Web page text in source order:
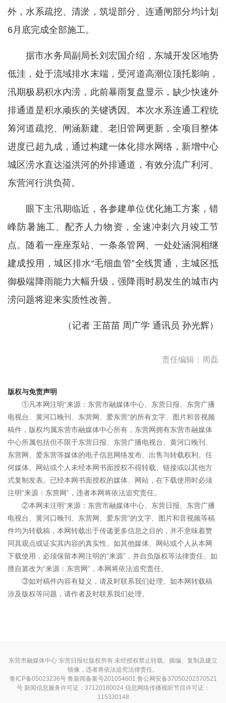
外，水系疏挖、清淤，筑堤部分、连通闸部分均计划
6月底完成全部施工。
据市水务局副局长刘宏国介绍，东城开发区地势
低洼，处于流域排水末端，受河道高潮位顶托影响，
汛期极易积水内涝，此前暴雨复盘显示，缺少快速外
排通道是积水顽疾的关键诱因。本次水系连通工程统
筹河道疏挖、闸涵新建、老旧管网更新，全项目整体
进度已超九成，通过构建一体化排水网络，新增中心
城区涝水直达溢洪河的外排通道，有效分流广利河、
东营河行洪负荷。
眼下主汛期临近，各参建单位优化施工方案，错
峰防暑施工、配齐人力物资，全速冲刺六月竣工节
点。随着一座座泵站、一条条管网、一处处涵洞相继
建成投用，城区排水“毛细血管”全线贯通，主城区抵
御极端降雨能力大幅升级，强降雨时易发生的城市内
涝问题将迎来实质性改善。
（记者 王苗苗 周广学 通讯员 孙光辉）
责任编辑：周磊
版权与免责声明
①凡本网注明“来源：东营市融媒体中心、东营日报、东营广播
电视台、黄河口晚刊、东营网、爱东营”的所有文字、图片和音视频
稿件，版权均属东营市融媒体中心所有，东营网拥有东营市融媒体
中心所属包括但不限于东营日报、东营广播电视台、黄河口晚刊、
东营网、爱东营等媒体的电子信息网络发布、出售与转载权利。任
何媒体、网站或个人未经本网书面授权不得转载、链接或以其他方
式复制发表。已经本网书面授权的媒体、网站，在下载使用时必须
注明“来源：东营网”，违者本网将依法追究责任。
②本网未注明“来源：东营市融媒体中心、东营日报、东营广播
电视台、黄河口晚刊、东营网、爱东营”的文字、图片和音视频等稿
件均为转载稿，本网转载出于传递更多信息之目的，并不意味着赞
同其观点或证实其内容的真实性。如其他媒体、网站或个人从本网
下载使用，必须保留本网注明的“来源”，并自负版权等法律责任。如
擅自篡改为“来源：东营网”，本网将依法追究责任。
③如对稿件内容有疑义，请及时联系我们处理。如本网转载稿
涉及版权等问题，请作者及时联系我们处理。
东营市融媒体中心 东营日报社版权所有 未经授权禁止转载、摘编、复制及建立
镜像，违者将依法追究法律责任。
鲁ICP备05023236号鲁新闻备案号201054601 鲁公网安备37050202370521
号 新闻信息服务许可证：37120180024信息网络传播视听节目许可证：
115330148